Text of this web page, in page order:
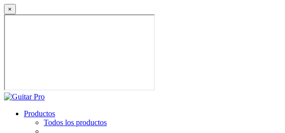
×
Productos
Todos los productos